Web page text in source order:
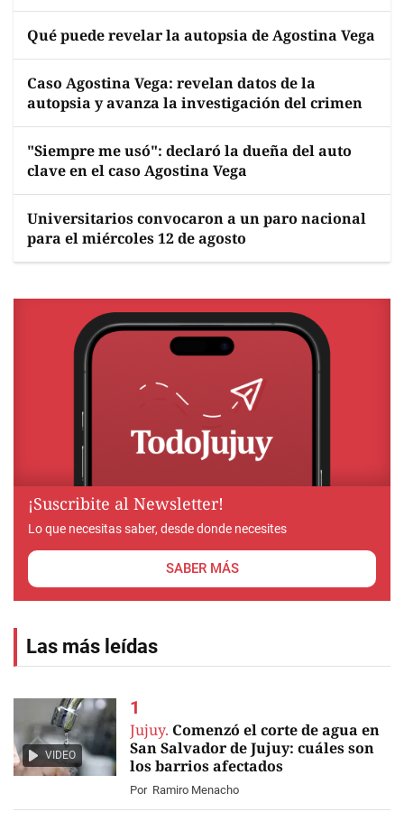
Qué puede revelar la autopsia de Agostina Vega
Caso Agostina Vega: revelan datos de la
autopsia y avanza la investigación del crimen
"Siempre me usó": declaró la dueña del auto
clave en el caso Agostina Vega
Universitarios convocaron a un paro nacional
para el miércoles 12 de agosto
¡Suscribite al Newsletter!
Lo que necesitas saber, desde donde necesites
SABER MÁS
Las más leídas
VIDEO
Jujuy. Comenzó el corte de agua en
San Salvador de Jujuy: cuáles son
los barrios afectados
Por Ramiro Menacho